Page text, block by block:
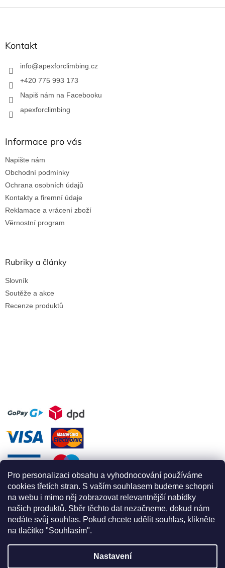
Pro personalizaci obsahu a vyhodnocování používáme
cookies třetích stran. S vaším souhlasem budeme schopni
na webu i mimo něj zobrazovat relevantnější nabídky
našich produktů. Sběr těchto dat nezačneme, dokud nám
nedáte svůj souhlas. Pokud chcete udělit souhlas, klikněte
na tlačítko "Souhlasím".
Nastavení
Z
Kontakt
info@apexforclimbing.cz
+420 775 993 173
Napiš nám na Facebooku
apexforclimbing
Informace pro vás
Napište nám
Obchodní podmínky
Ochrana osobních údajů
Kontakty a firemní údaje
Reklamace a vrácení zboží
Věrnostní program
Rubriky a články
Slovník
Soutěže a akce
Recenze produktů
Vytvořil Shoptet